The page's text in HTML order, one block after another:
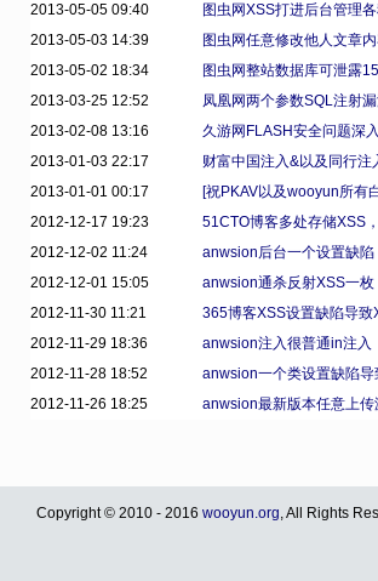
2013-05-05 09:40
图虫网XSS打进后台管理
2013-05-03 14:39
图虫网任意修改他人文章
2013-05-02 18:34
图虫网整站数据库可泄露
2013-03-25 12:52
凤凰网两个参数SQL注射
2013-02-08 13:16
久游网FLASH安全问题深
2013-01-03 22:17
财富中国注入&以及同行注
2013-01-01 00:17
[祝PKAV以及wooyun所有
2012-12-17 19:23
51CTO博客多处存储XSS
2012-12-02 11:24
anwsion后台一个设置缺陷
2012-12-01 15:05
anwsion通杀反射XSS一枚
2012-11-30 11:21
365博客XSS设置缺陷导致
2012-11-29 18:36
anwsion注入很普通in注入
2012-11-28 18:52
anwsion一个类设置缺陷
2012-11-26 18:25
anwsion最新版本任意上
Copyright © 2010 - 2016 wooyun.org, All Rights